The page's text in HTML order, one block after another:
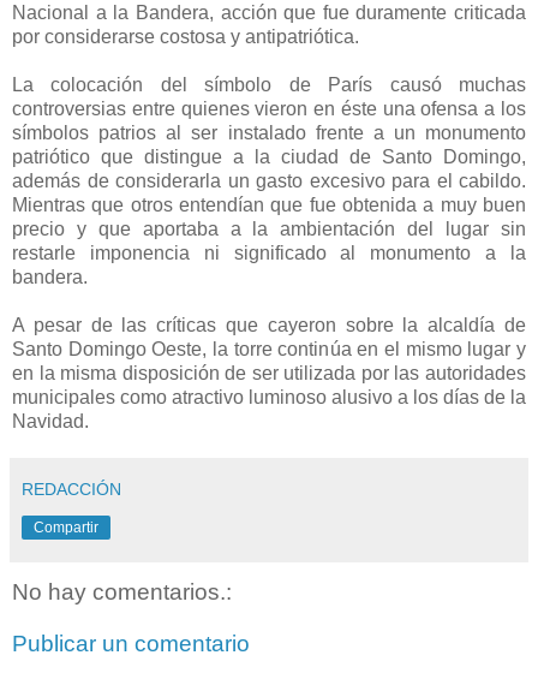
Nacional a la Bandera, acción que fue duramente criticada
por considerarse costosa y antipatriótica.
La colocación del símbolo de París causó muchas
controversias entre quienes vieron en éste una ofensa a los
símbolos patrios al ser instalado frente a un monumento
patriótico que distingue a la ciudad de Santo Domingo,
además de considerarla un gasto excesivo para el cabildo.
Mientras que otros entendían que fue obtenida a muy buen
precio y que aportaba a la ambientación del lugar sin
restarle imponencia ni significado al monumento a la
bandera.
A pesar de las críticas que cayeron sobre la alcaldía de
Santo Domingo Oeste, la torre continúa en el mismo lugar y
en la misma disposición de ser utilizada por las autoridades
municipales como atractivo luminoso alusivo a los días de la
Navidad.
REDACCIÓN
Compartir
No hay comentarios.:
Publicar un comentario